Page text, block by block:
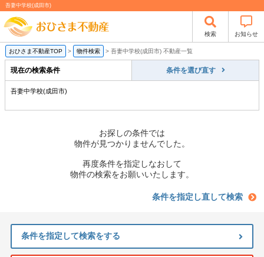
吾妻中学校(成田市)
検索 お知らせ
おひさま不動産TOP > 物件検索 > 吾妻中学校(成田市) 不動産一覧
現在の検索条件 条件を選び直す
吾妻中学校(成田市)
お探しの条件では
物件が見つかりませんでした。
再度条件を指定しなおして
物件の検索をお願いいたします。
条件を指定し直して検索
条件を指定して検索をする